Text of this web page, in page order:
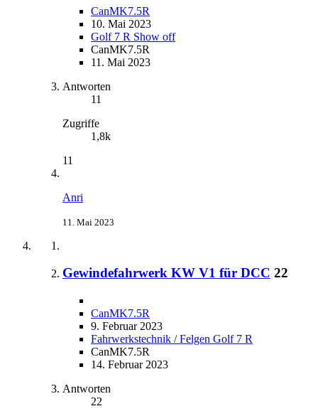
CanMK7.5R
10. Mai 2023
Golf 7 R Show off
CanMK7.5R
11. Mai 2023
Antworten
11
Zugriffe
1,8k
11
Anri
11. Mai 2023
Gewindefahrwerk KW V1 für DCC 22
CanMK7.5R
9. Februar 2023
Fahrwerkstechnik / Felgen Golf 7 R
CanMK7.5R
14. Februar 2023
Antworten
22